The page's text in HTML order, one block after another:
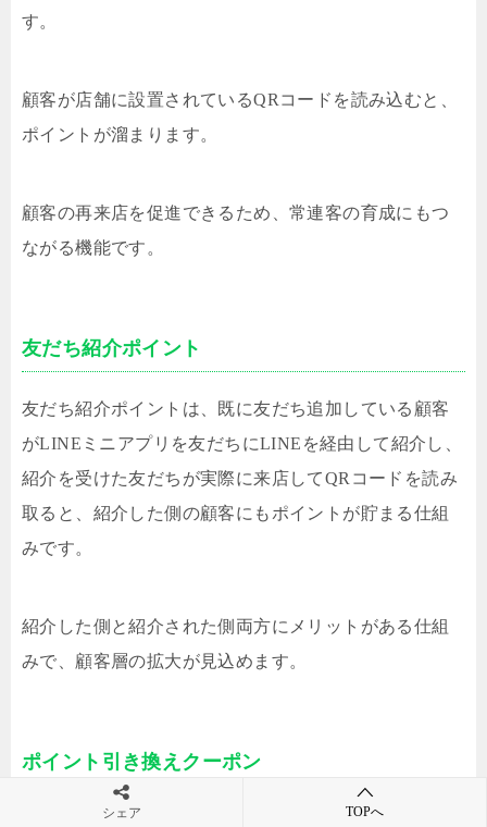
す。
顧客が店舗に設置されているQRコードを読み込むと、
ポイントが溜まります。
顧客の再来店を促進できるため、常連客の育成にもつ
ながる機能です。
友だち紹介ポイント
友だち紹介ポイントは、既に友だち追加している顧客
がLINEミニアプリを友だちにLINEを経由して紹介し、
紹介を受けた友だちが実際に来店してQRコードを読み
取ると、紹介した側の顧客にもポイントが貯まる仕組
みです。
紹介した側と紹介された側両方にメリットがある仕組
みで、顧客層の拡大が見込めます。
ポイント引き換えクーポン
ログイン・来店・友だち紹介で貯まったポイントは、
シェア TOPへ